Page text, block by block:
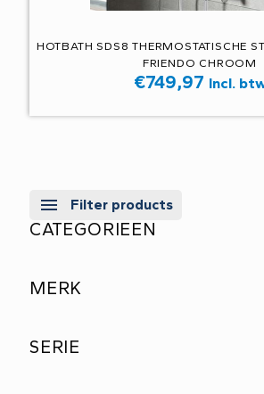
HOTBATH SDS8 THERMOSTATISCHE
FRIENDO CHROOM
€749,97 Incl.
Filter products
CATEGORIEEN
MERK
SERIE